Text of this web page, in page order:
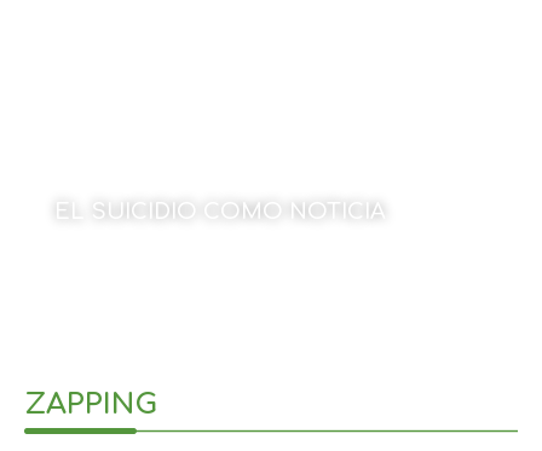
EL SUICIDIO COMO NOTICIA
ZAPPING